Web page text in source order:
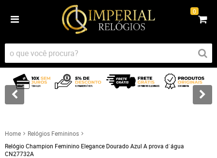
0
Home
Relógios Femininos
Relógio Champion Feminino Elegance Dourado Azul A prova d´água
CN27732A